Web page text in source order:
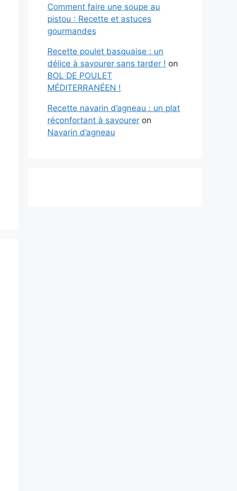
Comment faire une soupe au
pistou : Recette et astuces
gourmandes
Recette poulet basquaise : un
délice à savourer sans tarder ! on
BOL DE POULET
MÉDITERRANÉEN !
Recette navarin d’agneau : un plat
réconfortant à savourer on
Navarin d’agneau